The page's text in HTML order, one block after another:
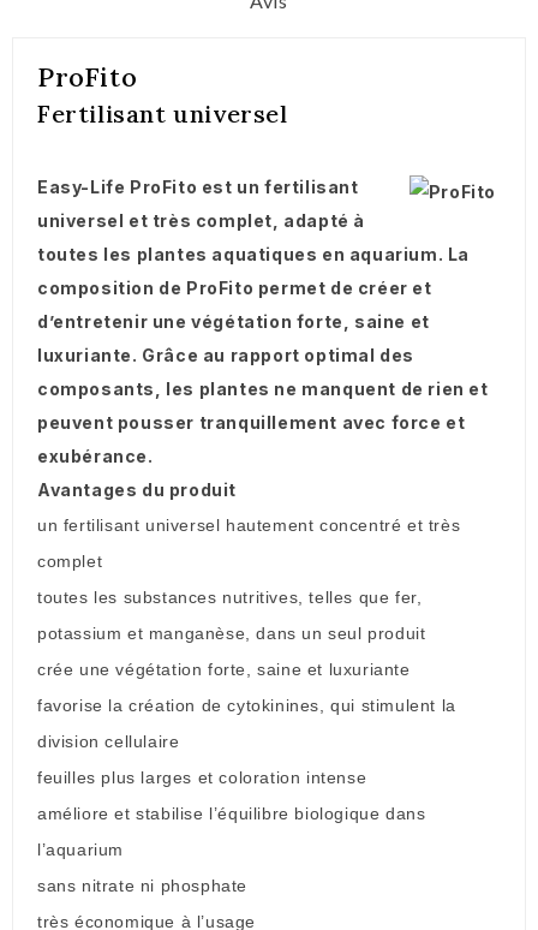
ProFito
Fertilisant universel
Easy-Life ProFito est un fertilisant
universel et très complet, adapté à
toutes les plantes aquatiques en aquarium. La
composition de ProFito permet de créer et
d’entretenir une végétation forte, saine et
luxuriante. Grâce au rapport optimal des
composants, les plantes ne manquent de rien et
peuvent pousser tranquillement avec force et
exubérance.
Avantages du produit
un fertilisant universel hautement concentré et très
complet
toutes les substances nutritives, telles que fer,
potassium et manganèse, dans un seul produit
crée une végétation forte, saine et luxuriante
favorise la création de cytokinines, qui stimulent la
division cellulaire
feuilles plus larges et coloration intense
améliore et stabilise l’équilibre biologique dans
l’aquarium
sans nitrate ni phosphate
très économique à l’usage